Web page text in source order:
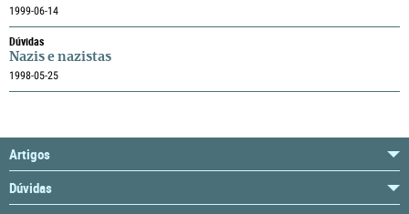
1999-06-14
Dúvidas
Nazis e nazistas
1998-05-25
Artigos
Dúvidas